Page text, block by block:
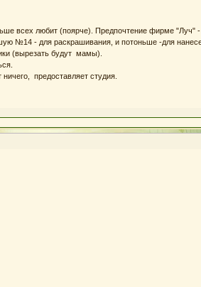
всех любит (поярче). Предпочтение фирме "Луч"
№14 - для раскрашивания, и потоньше -для
(вырезать будут мамы).
предоставляет студия.